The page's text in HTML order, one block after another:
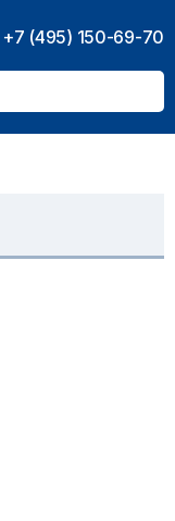
+7 (495) 150-69-70